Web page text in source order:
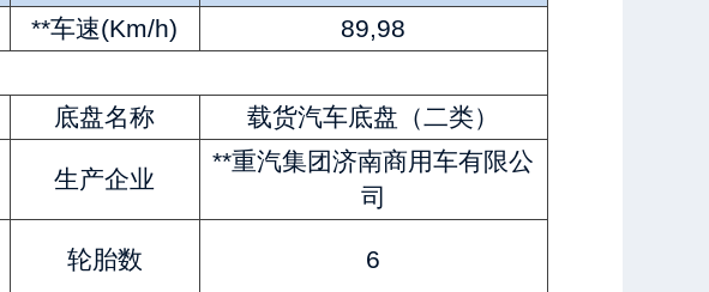
**车速(Km/h)
89,98
底盘名称 载货汽车底盘（二类）
生产企业
**重汽集团济南商用车有限公
司
轮胎数 6